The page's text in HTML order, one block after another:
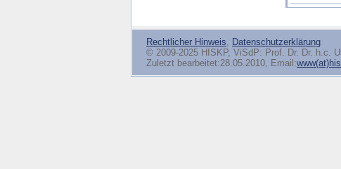
Rechtlicher Hinweis, Datenschutzerklärung
© 2009-2025 HISKP, ViSdP: Prof. Dr. Dr. h.c.
Zuletzt bearbeitet:28.05.2010, Email: